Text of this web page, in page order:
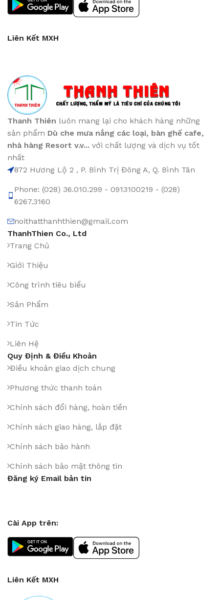
Liên Kết MXH
Thanh Thiên luôn mang lại cho khách hàng những
sản phẩm Dù che mưa nắng các loại, bàn ghế cafe,
nhà hàng Resort v.v... với chất lượng và dịch vụ tốt
nhất
872 Hương Lộ 2 , P. Bình Trị Đông A, Q. Bình Tân
Phone: (028) 36.010.299 - 0913100219 - (028)
6267.3160
noithatthanhthien@gmail.com
ThanhThien Co., Ltd
Trang Chủ
Giới Thiệu
Công trình tiêu biểu
Sản Phẩm
Tin Tức
Liên Hệ
Quy Định & Điều Khoản
Điều khoản giao dịch chung
Phương thức thanh toán
Chính sách đổi hàng, hoàn tiền
Chính sách giao hàng, lắp đặt
Chính sách bảo hành
Chính sách bảo mật thông tin
Đăng ký Email bản tin
Cài App trên:
Liên Kết MXH